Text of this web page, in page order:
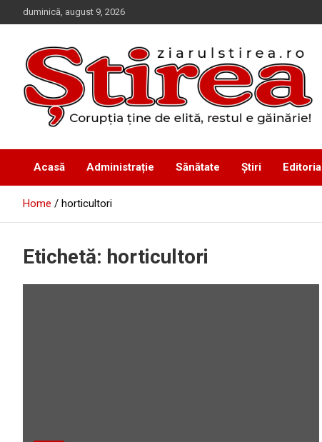
to
duminică, august 9, 2026
Ziarul Știrea
Acasă Administrație Sănătate Știri Editorial
Home horticultori
Etichetă: horticultori